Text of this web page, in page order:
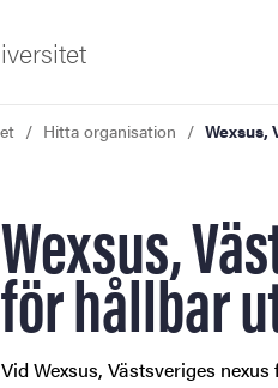
Hitta organisation Wexsus,
Wexsus,
för hållbar
Vid Wexsus, Västsveriges